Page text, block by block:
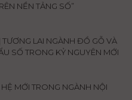
NỀN TẢNG SỐ”
LAI NGÀNH ĐỒ GỖ VÀ
SỐ TRONG KỶ NGUYÊN MỚI
MỚI TRONG NGÀNH NỘI